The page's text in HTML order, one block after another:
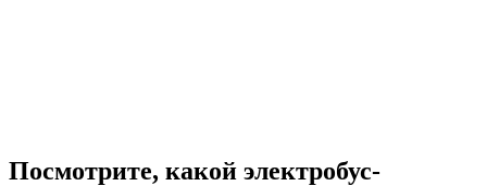
Посмотрите, какой электробус-